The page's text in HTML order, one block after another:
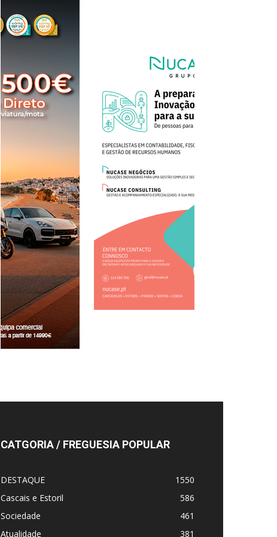
CATGORIA / FREGUESIA POPULAR
DESTAQUE
1550
Cascais e Estoril
586
Sociedade
461
Atualidade
381